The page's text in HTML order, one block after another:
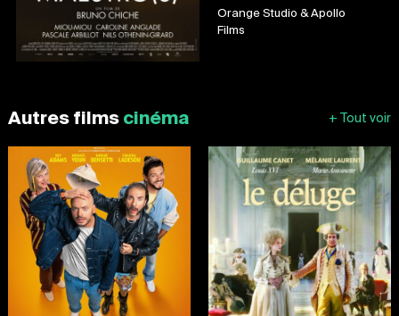
Orange Studio & Apollo
Films
Autres films cinéma